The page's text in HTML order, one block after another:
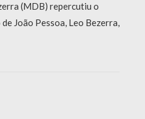
(MDB) repercutiu o
João Pessoa, Leo Bezerra,